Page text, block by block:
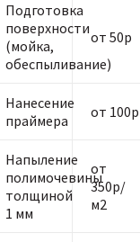
Подготовка
поверхности
(мойка,
обеспыливание)
от 50р
Нанесение
праймера
от 100р
Напыление
полимочевины
толщиной
1 мм
от
350р/
м2